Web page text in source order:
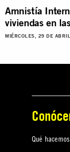
Amnistía
viviendas en
MIÉRCOLES, 29 DE
Qué hacemos